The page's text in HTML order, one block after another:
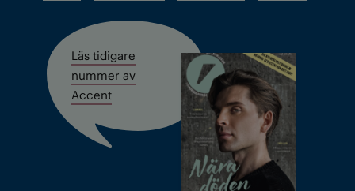
Läs tidigare
nummer av
Accent